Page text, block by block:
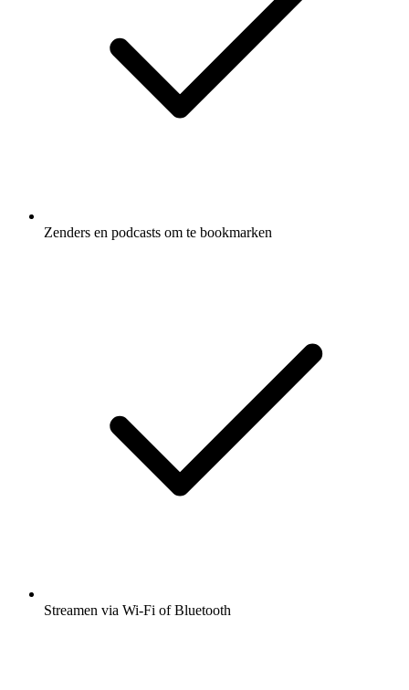
Zenders en podcasts om te bookmarken
Streamen via Wi-Fi of Bluetooth